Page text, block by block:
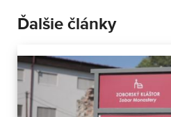
Ďalšie články